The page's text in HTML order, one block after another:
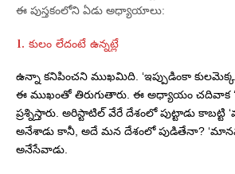
ఈ పుస్తకంలోని ఏడు అధ్యాయాలు:
1. కులం లేదంటే ఉన్నట్లే
ఉన్నా కనిపించని ముఖమిది. ‘ఇప్పుడింకా
ఈ ముఖంతో తిరుగుతారు. ఈ అధ్యాయం చదివాక
ప్రశ్నిస్తారు. అరిస్టాటిల్‌ వేరే దేశంలో పుట్టాడు
అనేశాడు కానీ, అదే మన దేశంలో పుడితేనా?
అనేసేవాడు.